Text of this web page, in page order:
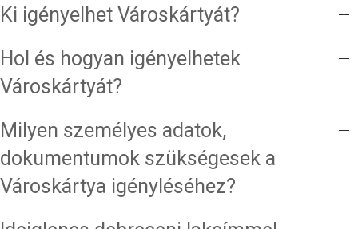
Ki igényelhet Városkártyát?
Hol és hogyan igényelhetek
Városkártyát?
Milyen személyes adatok,
dokumentumok szükségesek a
Városkártya igényléséhez?